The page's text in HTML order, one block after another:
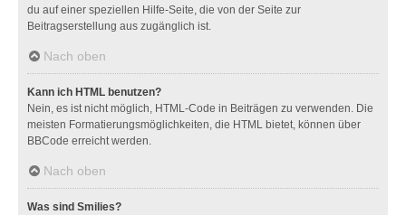
du auf einer speziellen Hilfe-Seite, die von der Seite zur
Beitragserstellung aus zugänglich ist.
Nach oben
Kann ich HTML benutzen?
Nein, es ist nicht möglich, HTML-Code in Beiträgen zu verwenden. Die
meisten Formatierungsmöglichkeiten, die HTML bietet, können über
BBCode erreicht werden.
Nach oben
Was sind Smilies?